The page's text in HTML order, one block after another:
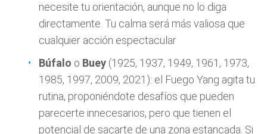
necesite tu orientación, aunque no lo diga
directamente. Tu calma será más valiosa que
cualquier acción espectacular
Búfalo o Buey (1925, 1937, 1949, 1961, 1973,
1985, 1997, 2009, 2021): el Fuego Yang agita tu
rutina, proponiéndote desafíos que pueden
parecerte innecesarios, pero que tienen el
potencial de sacarte de una zona estancada. Si